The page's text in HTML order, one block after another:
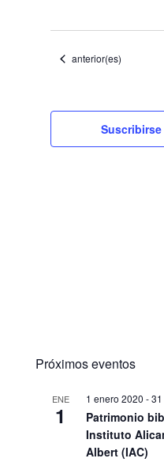
Eventos
anterior(es)
Próximos eventos
ENE
1
1 enero 2020 -
Patrimonio
Instituto
Albert (IAC)